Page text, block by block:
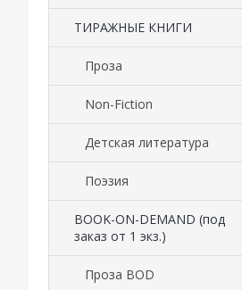
ТИРАЖНЫЕ КНИГИ
Проза
Non-Fiction
Детская литература
Поэзия
BOOK-ON-DEMAND (под
заказ от 1 экз.)
Проза BOD